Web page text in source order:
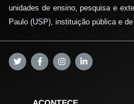
unidades de ensino, pesquisa e
Paulo (USP), instituição pública e